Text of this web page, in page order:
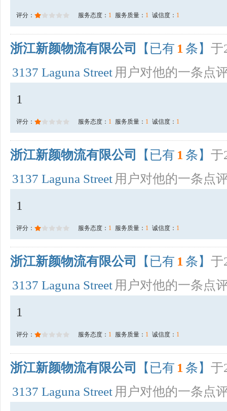
评分： 服务态度： 1 服务质量： 1 诚信度： 1
浙江新颜物流有限公司 【已有 1 条】 于
3137 Laguna Street 用户对他的一条点
1
评分： 服务态度： 1 服务质量： 1 诚信度： 1
浙江新颜物流有限公司 【已有 1 条】 于
3137 Laguna Street 用户对他的一条点
1
评分： 服务态度： 1 服务质量： 1 诚信度： 1
浙江新颜物流有限公司 【已有 1 条】 于
3137 Laguna Street 用户对他的一条点
1
评分： 服务态度： 1 服务质量： 1 诚信度： 1
浙江新颜物流有限公司 【已有 1 条】 于
3137 Laguna Street 用户对他的一条点